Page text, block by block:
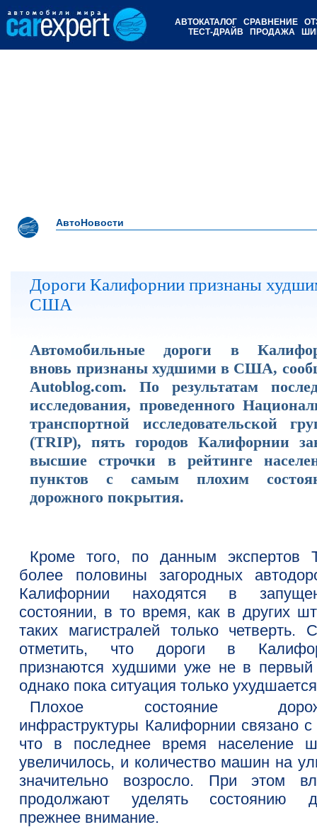
АВТОКАТАЛОГ СРАВНЕНИЕ
ТЕСТ-ДРАЙВ
ПРОДАЖА
АвтоНовости
Дороги Калифорнии признаны
США
Автомобильные дороги в
вновь признаны худшими в США,
Autoblog.com. По результатам
исследования, проведенного
транспортной исследовательской
(TRIP), пять городов Калифорнии
высшие строчки в рейтинге
пунктов с самым плохим
дорожного покрытия.
Кроме того, по данным экспертов
более половины загородных
Калифорнии находятся в
состоянии, в то время, как в других
таких магистралей только четверть.
отметить, что дороги в
признаются худшими уже не в первый
однако пока ситуация только
Плохое состояние
инфраструктуры Калифорнии связано
что в последнее время население
увеличилось, и количество машин на
значительно возросло. При этом
продолжают уделять состоянию
прежнее внимание.